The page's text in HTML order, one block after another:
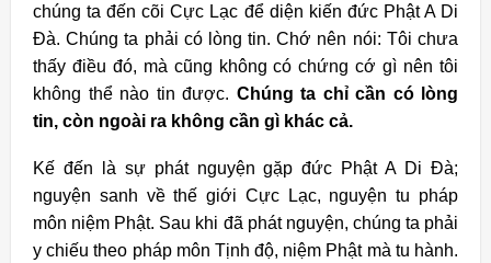
chúng ta đến cõi Cực Lạc để diện kiến đức Phật A Di
Đà. Chúng ta phải có lòng tin. Chớ nên nói: Tôi chưa
thấy điều đó, mà cũng không có chứng cớ gì nên tôi
không thể nào tin được. Chúng ta chỉ cần có lòng
tin, còn ngoài ra không cần gì khác cả.
Kế đến là sự phát nguyện gặp đức Phật A Di Đà;
nguyện sanh về thế giới Cực Lạc, nguyện tu pháp
môn niệm Phật. Sau khi đã phát nguyện, chúng ta phải
y chiếu theo pháp môn Tịnh độ, niệm Phật mà tu hành.